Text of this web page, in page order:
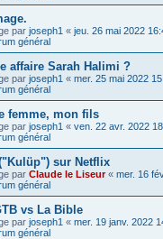
par joseph1 « jeu. 26 mai 2022
général
affaire Sarah Halimi ?
par joseph1 « mer. 25 mai 2022
général
femme, mon fils
par joseph1 « ven. 22 avr. 2022
général
sur Netflix
par Claude le Liseur« mer. 16
général
vs La Bible
par joseph1 « mer. 19 janv. 2022
général